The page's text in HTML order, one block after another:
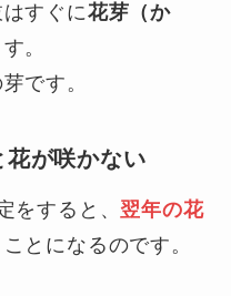
すぐに花芽（か
。
です。
が咲かない
をすると、 翌年の花
ことになるのです。